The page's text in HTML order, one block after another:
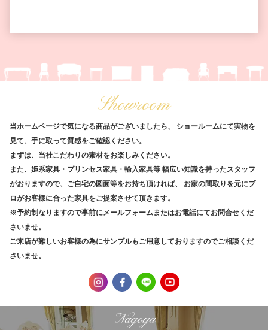
Showroom
当ホームページで気になる商品がございましたら、
ショールームにて実物を
見て、手に取って質感をご確認ください。
まずは、当社こだわりの素材をお楽しみください。
また、姫系家具・プリンセス家具・輸入家具等 幅広い知識を持ったスタッフ
がおりますので、ご自宅の図面等をお持ち頂ければ、
お家の間取りを元にプ
ロがお客様に合った家具をご提案させて頂きます。
※予約制なりますので事前にメールフォームまたはお電話にてお問合せくだ
さいませ。
ご来店が難しいお客様の為にサンプルもご用意しておりますのでご相談くだ
さいませ。
Nagoya